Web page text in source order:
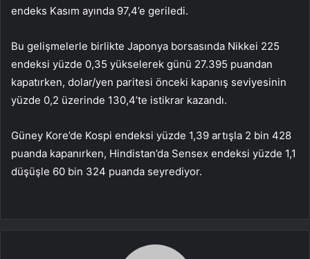
endeks Kasım ayında 97,4’e geriledi.
Bu gelişmelerle birlikte Japonya borsasında Nikkei 225
endeksi yüzde 0,35 yükselerek günü 27.395 puandan
kapatırken, dolar/yen paritesi önceki kapanış seviyesinin
yüzde 0,2 üzerinde 130,4’te istikrar kazandı.
Güney Kore’de Kospi endeksi yüzde 1,39 artışla 2 bin 428
puanda kapanırken, Hindistan’da Sensex endeksi yüzde 1,1
düşüşle 60 bin 324 puanda seyrediyor.